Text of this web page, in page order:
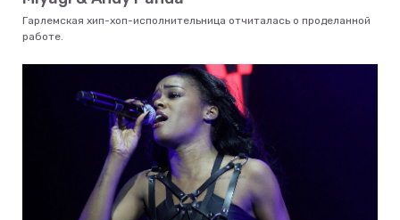
Гарлемская хип-хоп-исполнительница отчиталась о проделанной
работе.